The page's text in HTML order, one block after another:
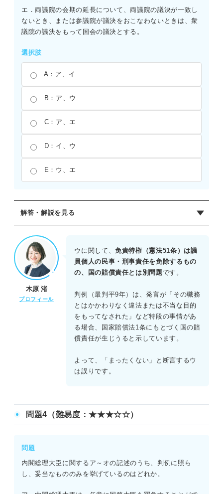
エ．両議院の会期の延長について、両議院の議決が一致し
ないとき、または参議院が議決をおこなわないときは、衆
議院の議決をもって国会の議決とする。
選択肢
A：ア、イ
B：ア、ウ
C：ア、エ
D：イ、ウ
E：ウ、エ
解答・解説を見る
正解：C
ア：〇 憲法54条2項。衆議院解散中に緊急の必要があると
き、内閣は参議院の緊急集会を求めることができる。
イ：× 憲法58条2項。議員の除名には、資格争訟の裁判と
同様に、出席議員の3分の2以上の多数による議決が必要で
ある。
ウ：× 判例によれば、免責特権があっても、職務上の権限
の趣旨に明らかに背いて行使されたときなどは、国が国家
賠償責任を負うことがある。
エ：〇 国会法13条。会期の延長について議決が一致しな
木原 渚
プロフィール
ウに関して、免責特権（憲法51条）は議
員個人の民事・刑事責任を免除するもの
の、国の賠償責任とは別問題です。
判例（最判平9年）は、発言が「その職務
とはかかわりなく違法または不当な目的
をもってなされた」など特段の事情があ
る場合、国家賠償法1条にもとづく国の賠
償責任が生じうると示しています。
よって、「まったくない」と断言するウ
は誤りです。
問題4（難易度：★★★☆☆）
問題
内閣総理大臣に関するア～オの記述のうち、判例に照ら
し、妥当なもののみを挙げているのはどれか。